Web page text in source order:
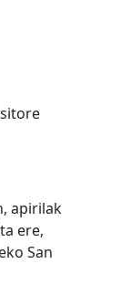
apirilak
ere,
San